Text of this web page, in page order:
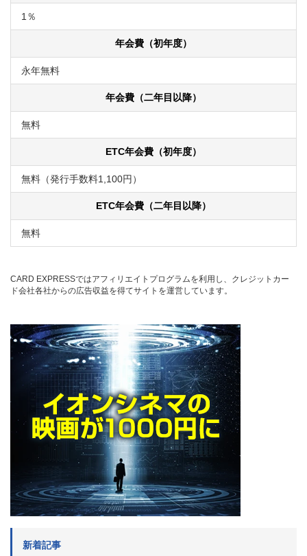
1％
年会費（初年度）
永年無料
年会費（二年目以降）
無料
ETC年会費（初年度）
無料（発行手数料1,100円）
ETC年会費（二年目以降）
無料
CARD EXPRESSではアフィリエイトプログラムを利用し、クレジットカー
ド会社各社からの広告収益を得てサイトを運営しています。
新着記事